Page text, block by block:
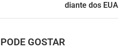
diante dos EUA
GOSTAR